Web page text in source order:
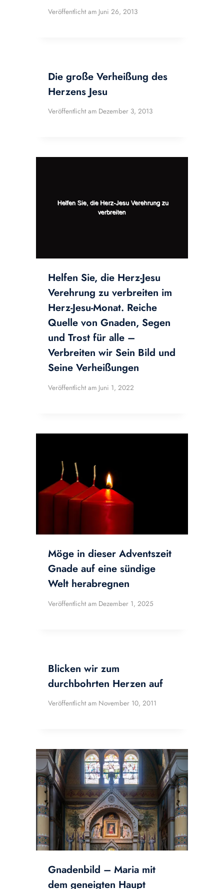
Veröffentlicht am Juni 26, 2013
Die große Verheißung des
Herzens Jesu
Veröffentlicht am Dezember 3, 2013
Helfen Sie, die Herz-Jesu
Verehrung zu verbreiten im
Herz-Jesu-Monat. Reiche
Quelle von Gnaden, Segen
und Trost für alle –
Verbreiten wir Sein Bild und
Seine Verheißungen
Veröffentlicht am Juni 1, 2022
Möge in dieser Adventszeit
Gnade auf eine sündige
Welt herabregnen
Veröffentlicht am Dezember 1, 2025
Blicken wir zum
durchbohrten Herzen auf
Veröffentlicht am November 10, 2011
Gnadenbild – Maria mit
dem geneigten Haupt